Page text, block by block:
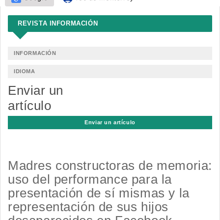
REVISTA INFORMACIÓN
INFORMACIÓN
IDIOMA
Enviar un
artículo
Enviar un artículo
Madres constructoras de memoria:
uso del performance para la
presentación de sí mismas y la
representación de sus hijos